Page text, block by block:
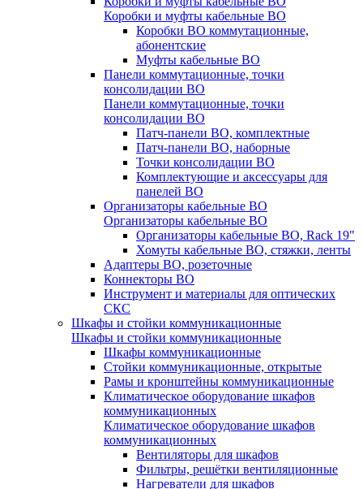
Коробки и муфты кабельные ВО
Коробки ВО коммутационные,
абонентские
Муфты кабельные ВО
Панели коммутационные, точки
консолидации ВО
Панели коммутационные, точки
консолидации ВО
Патч-панели ВО, комплектные
Патч-панели ВО, наборные
Точки консолидации ВО
Комплектующие и аксессуары для
панелей ВО
Организаторы кабельные ВО
Организаторы кабельные ВО
Организаторы кабельные ВО, Rack 19"
Хомуты кабельные ВО, стяжки, ленты
Адаптеры ВО, розеточные
Коннекторы ВО
Инструмент и материалы для оптических
СКС
Шкафы и стойки коммуникационные
Шкафы и стойки коммуникационные
Шкафы коммуникационные
Стойки коммуникационные, открытые
Рамы и кронштейны коммуникационные
Климатическое оборудование шкафов
коммуникационных
Климатическое оборудование шкафов
коммуникационных
Вентиляторы для шкафов
Фильтры, решётки вентиляционные
Нагреватели для шкафов